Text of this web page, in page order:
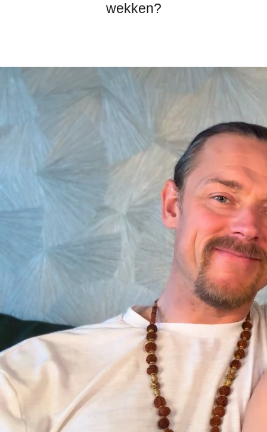
wekken?